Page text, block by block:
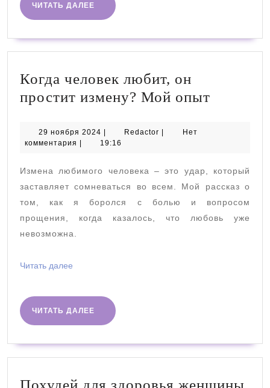
ЧИТАТЬ ДАЛЕЕ
ЧИТАТЬ
ДАЛЕЕ
Когда человек любит, он
простит измену? Мой опыт
простит
измену?
Мой
опыт
29 ноября 2024 29
ноября
Redactor Redactor
Нет
комментария
19:16
Измена любимого человека – это удар, который
заставляет сомневаться во всем. Мой рассказ о
том, как я боролся с болью и вопросом
прощения, когда казалось, что любовь уже
невозможна.
Читать далее
ЧИТАТЬ ДАЛЕЕ
ЧИТАТЬ
ДАЛЕЕ
Похудей для здоровья женщины